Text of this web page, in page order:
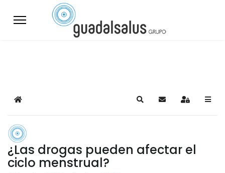
Home SearchSuscribirse a las
Sign In
¿Las drogas pueden afectar el
ciclo menstrual?